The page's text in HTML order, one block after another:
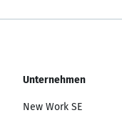
Unternehmen
New Work SE